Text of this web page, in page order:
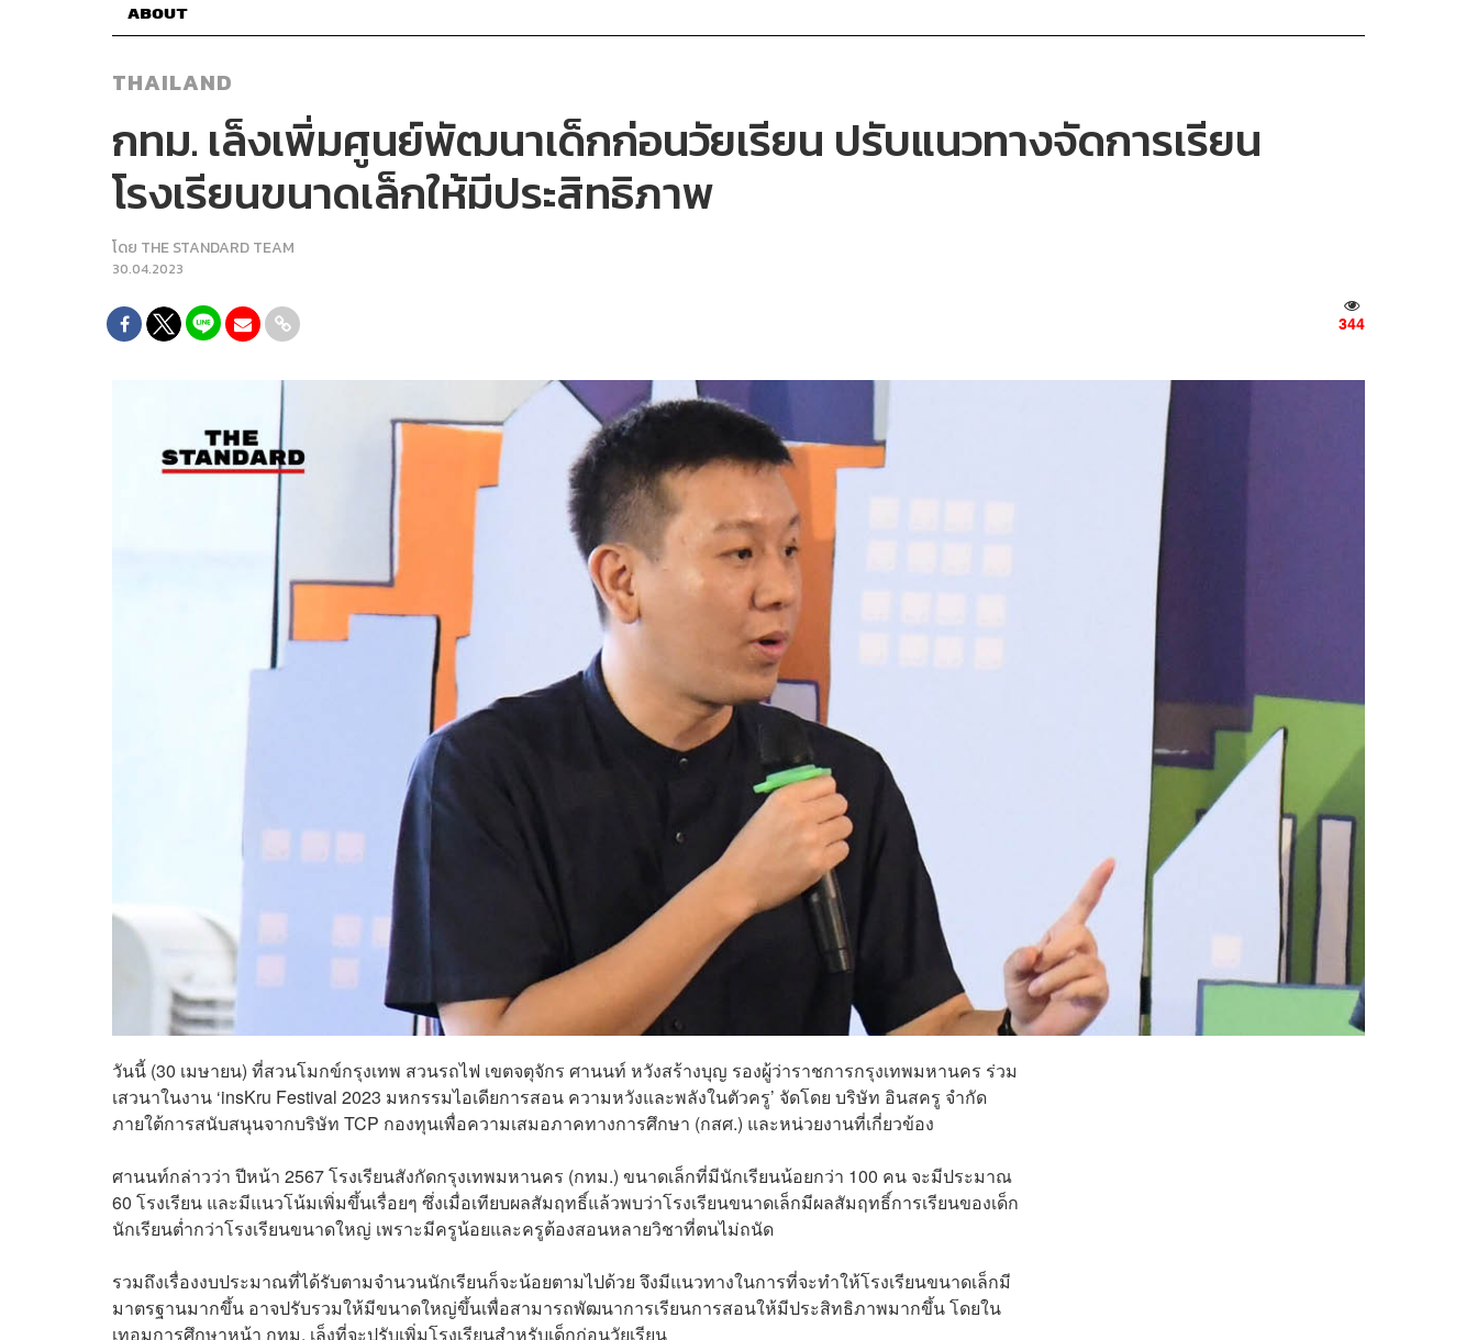
ABOUT
THAILAND
กทม. เล็งเพิ่มศูนย์พัฒนาเด็กก่อนวัยเรียน ปรับแนวทางจัดการเรียน
โรงเรียนขนาดเล็กให้มีประสิทธิภาพ
โดย THE STANDARD TEAM
30.04.2023
344
วันนี้ (30 เมษายน) ที่สวนโมกข์กรุงเทพ สวนรถไฟ เขตจตุจักร ศานนท์ หวังสร้างบุญ รองผู้ว่าราชการกรุงเทพมหานคร ร่วม
เสวนาในงาน ‘insKru Festival 2023 มหกรรมไอเดียการสอน ความหวังและพลังในตัวครู’ จัดโดย บริษัท อินสครู จำกัด
ภายใต้การสนับสนุนจากบริษัท TCP กองทุนเพื่อความเสมอภาคทางการศึกษา (กสศ.) และหน่วยงานที่เกี่ยวข้อง
ศานนท์กล่าวว่า ปีหน้า 2567 โรงเรียนสังกัดกรุงเทพมหานคร (กทม.) ขนาดเล็กที่มีนักเรียนน้อยกว่า 100 คน จะมีประมาณ
60 โรงเรียน และมีแนวโน้มเพิ่มขึ้นเรื่อยๆ ซึ่งเมื่อเทียบผลสัมฤทธิ์แล้วพบว่าโรงเรียนขนาดเล็กมีผลสัมฤทธิ์การเรียนของเด็ก
นักเรียนต่ำกว่าโรงเรียนขนาดใหญ่ เพราะมีครูน้อยและครูต้องสอนหลายวิชาที่ตนไม่ถนัด
รวมถึงเรื่องงบประมาณที่ได้รับตามจำนวนนักเรียนก็จะน้อยตามไปด้วย จึงมีแนวทางในการที่จะทำให้โรงเรียนขนาดเล็กมี
มาตรฐานมากขึ้น อาจปรับรวมให้มีขนาดใหญ่ขึ้นเพื่อสามารถพัฒนาการเรียนการสอนให้มีประสิทธิภาพมากขึ้น โดยใน
เทอมการศึกษาหน้า กทม. เล็งที่จะปรับเพิ่มโรงเรียนสำหรับเด็กก่อนวัยเรียน